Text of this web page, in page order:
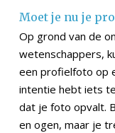
Moet je nu je
Op grond van de
wetenschappers,
een profielfoto op
intentie hebt iets
dat je foto opvalt.
en ogen, maar je